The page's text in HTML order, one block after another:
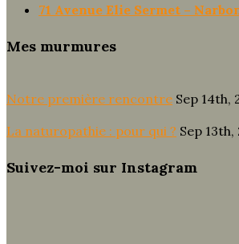
71 Avenue Elie Sermet –
Mes murmures
Notre première rencontre Sep 14th,
La naturopathie : pour qui ? Sep 13th,
Suivez-moi sur Instagram